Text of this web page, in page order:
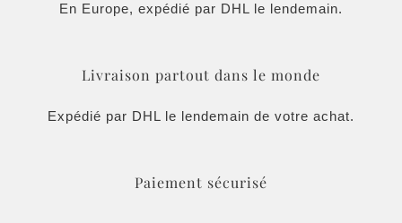
En Europe, expédié par DHL le lendemain.
Livraison partout dans le monde
Expédié par DHL le lendemain de votre achat.
Paiement sécurisé